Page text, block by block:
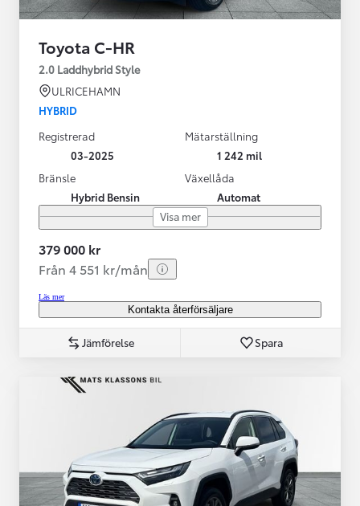
Toyota C-HR
2.0 Laddhybrid Style
ULRICEHAMN
HYBRID
Registrerad
03-2025
Mätarställning
1 242 mil
Bränsle
Hybrid Bensin
Växellåda
Automat
Visa mer
379 000 kr
Från 4 551 kr/mån
Läs mer
Kontakta återförsäljare
Jämförelse Spara